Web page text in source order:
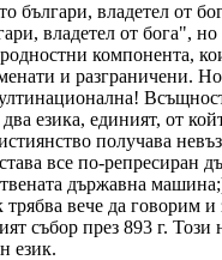
българи, владетел от
владетел от бога",
компонента,
и разграничени.
езика, единият, от
получава
все по-
държавна
трябва вече да говорим
събор през 893 г. Този
език.